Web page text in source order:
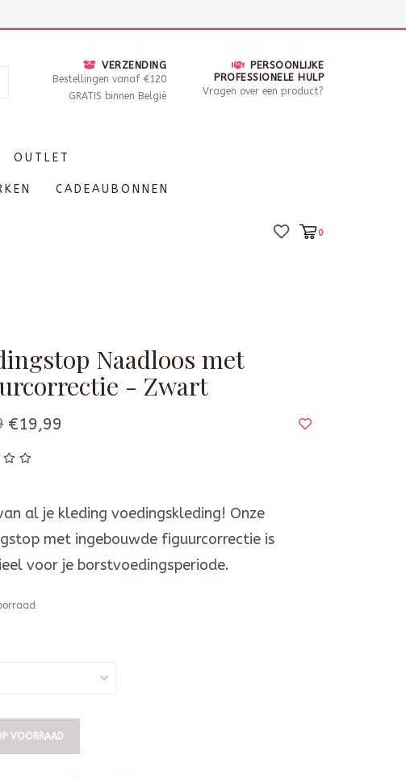
Dinsdag - Zaterdag open van 10 - 17u30
VERZENDING
Bestellingen vanaf €120
GRATIS binnen België
PERSOONLIJKE
PROFESSIONELE HULP
Vragen over een product?
OUTLET
CADEAUBONNEN
0
Naadloos met
- Zwart
€19,99
al je kleding voedingskleding! Onze
met ingebouwde figuurcorrectie is
voor je borstvoedingsperiode.
VOORRAAD